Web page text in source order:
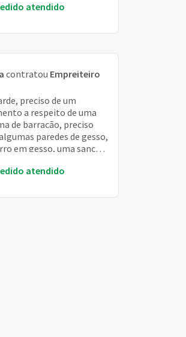
atendido
contratou Empreiteiro
preciso de um
a respeito de uma
de barracão, preciso
paredes de gesso,
em gesso, uma sanca,
bem como...
atendido